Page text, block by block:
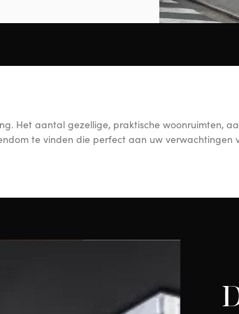
Het aantal gezellige, praktische woonruimten,
te vinden die perfect aan uw verwachtingen